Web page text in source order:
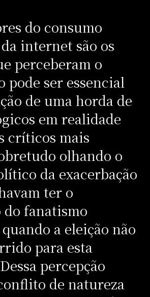
do consumo
internet são os
perceberam o
pode ser essencial
de uma horda de
em realidade
críticos mais
olhando o
da exacerbação
ter o
fanatismo
a eleição não
para esta
percepção
de natureza